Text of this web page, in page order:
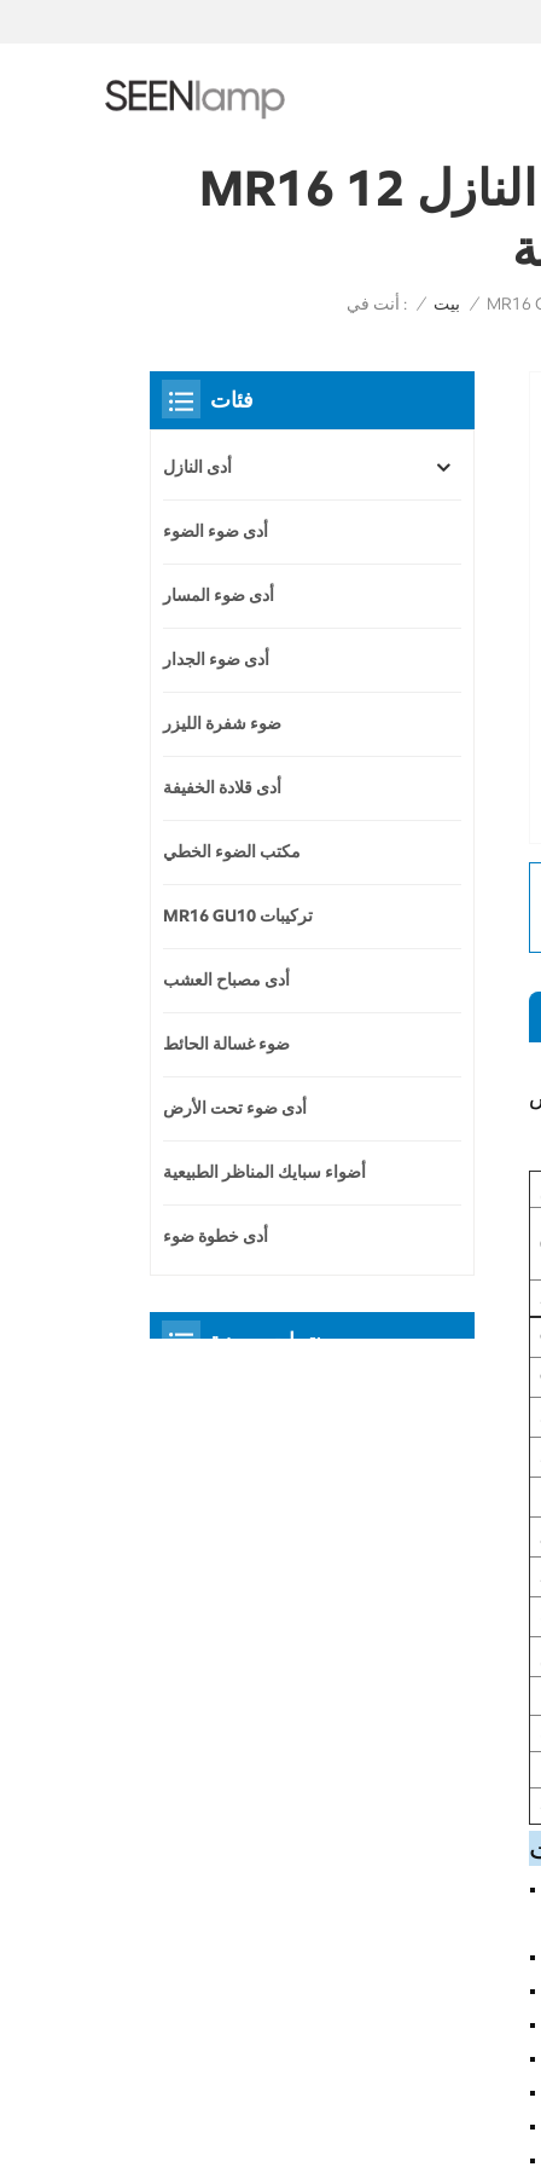
MR16 بقيادة وحدات النازل 12W استبدال لمبات LED تناسب
أنت في : / بيت /
فئات
أدى النازل
أدى ضوء الضوء
أدى ضوء المسار
أدى ضوء الجدار
ضوء شفرة الليزر
أدى قلادة الخفيفة
مكتب الضوء الخطي
MR16 GU10 تركيبات
أدى مصباح العشب
ضوء غسالة الحائط
أدى ضوء تحت الأرض
أضواء سبايك المناظر الطبيعية
أدى خطوة ضوء
منتجات مميزة